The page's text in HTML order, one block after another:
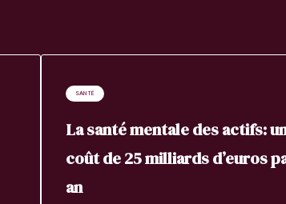
SANTÉ
La santé mentale des actifs:
coût de 25 milliards d’euros
an